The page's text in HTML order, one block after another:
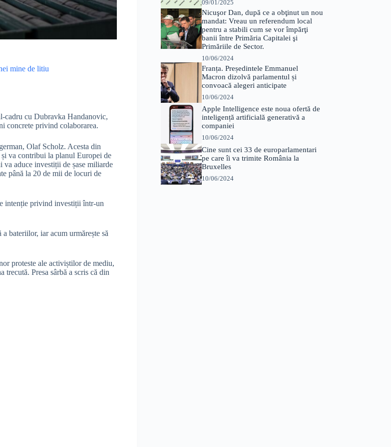
mine de litiu
cadru cu Dubravka Handanovic,
concrete privind colaborarea.
Olaf Scholz. Acesta din
va contribui la planul Europei de
va aduce investiții de șase miliarde
până la 20 de mii de locuri de
intenție privind investiții într-un
bateriilor, iar acum urmărește să
proteste ale activiștilor de mediu,
trecută. Presa sârbă a scris că din
09/01/2025
Nicuşor Dan, după ce a obţinut un nou
mandat: Vreau un referendum local
pentru a stabili cum se vor împărţi
banii între Primăria Capitalei şi
Primăriile de Sector.
10/06/2024
Franța. Președintele Emmanuel
Macron dizolvă parlamentul și
convoacă alegeri anticipate
10/06/2024
Apple Intelligence este noua ofertă de
inteligență artificială generativă a
companiei
10/06/2024
Cine sunt cei 33 de europarlamentari
pe care îi va trimite România la
Bruxelles
10/06/2024